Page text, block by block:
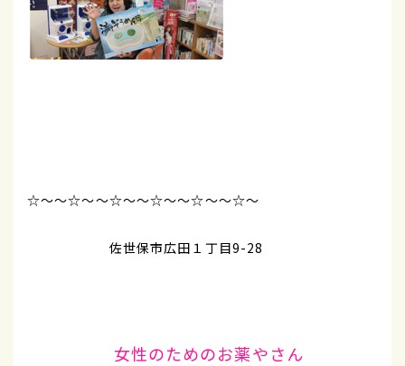
☆～～☆～～☆～～☆～～☆～～☆～
佐世保市広田１丁目9-28
女性のためのお薬やさん